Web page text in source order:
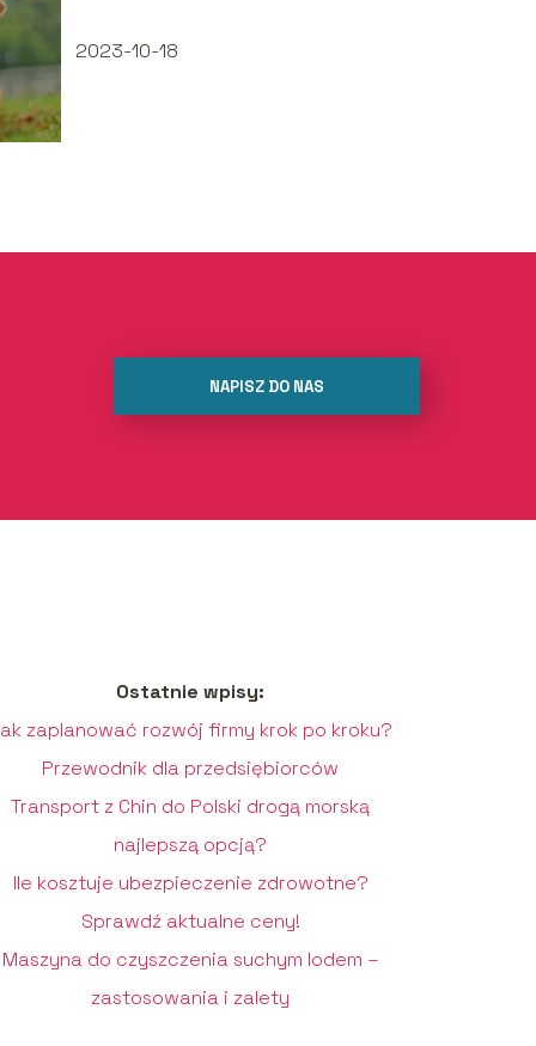
przyszłości?
2023-10-18
NAPISZ DO NAS
Ostatnie wpisy:
zaplanować rozwój firmy krok po kroku?
Przewodnik dla przedsiębiorców
Transport z Chin do Polski drogą morską
najlepszą opcją?
Ile kosztuje ubezpieczenie zdrowotne?
Sprawdź aktualne ceny!
Maszyna do czyszczenia suchym lodem –
zastosowania i zalety